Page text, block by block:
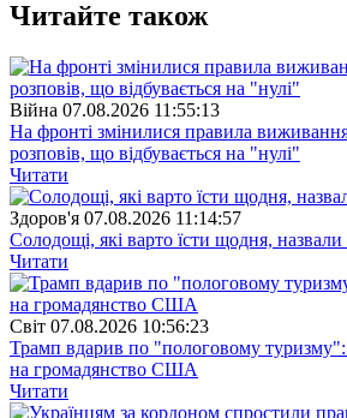
Читайте також
Війна 07.08.2026 11:55:13
На фронті змінилися правила
розповів, що відбувається на "нулі"
Читати
Здоров'я 07.08.2026 11:14:57
Солодощі, які варто їсти щодня,
Читати
Свiт 07.08.2026 10:56:23
Трамп вдарив по "пологовому туризму":
на громадянство США
Читати